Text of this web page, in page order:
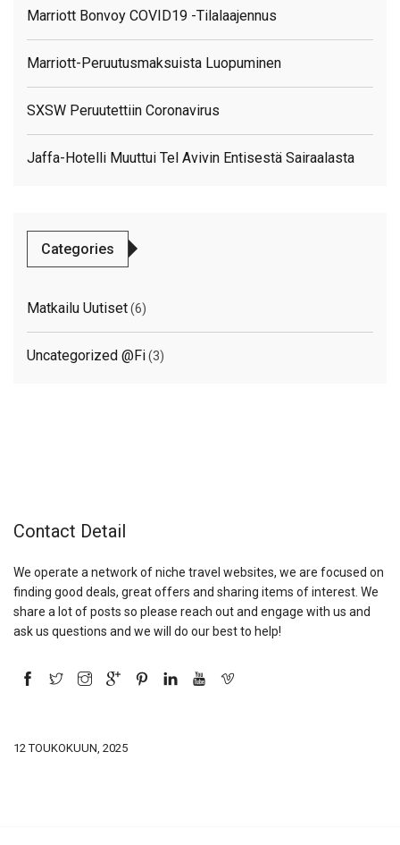
Marriott Bonvoy COVID19 -tilalaajennus
Marriott-Peruutusmaksuista Luopuminen
SXSW Peruutettiin Coronavirus
Jaffa-Hotelli Muuttui Tel Avivin Entisestä Sairaalasta
Categories
Matkailu Uutiset(6)
Uncategorized @fi(3)
Contact Detail
We operate a network of niche travel websites, we are focused on
finding good deals, great offers and sharing items of interest. We
share a lot of posts so please reach out and engage with us and
ask us questions and we will do our best to help!
12 TOUKOKUUN, 2025